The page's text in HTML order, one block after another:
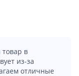
в
из-за
отличные